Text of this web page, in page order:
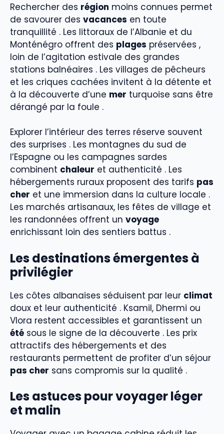
Rechercher des région moins connues permet
de savourer des vacances en toute
tranquillité . Les littoraux de l’Albanie et du
Monténégro offrent des plages préservées ,
loin de l’agitation estivale des grandes
stations balnéaires . Les villages de pêcheurs
et les criques cachées invitent à la détente et
à la découverte d’une mer turquoise sans être
dérangé par la foule .
Explorer l’intérieur des terres réserve souvent
des surprises . Les montagnes du sud de
l’Espagne ou les campagnes sardes
combinent chaleur et authenticité . Les
hébergements ruraux proposent des tarifs pas
cher et une immersion dans la culture locale .
Les marchés artisanaux, les fêtes de village et
les randonnées offrent un voyage
enrichissant loin des sentiers battus .
Les destinations émergentes à
privilégier
Les côtes albanaises séduisent par leur climat
doux et leur authenticité . Ksamil, Dhermi ou
Vlora restent accessibles et garantissent un
été sous le signe de la découverte . Les prix
attractifs des hébergements et des
restaurants permettent de profiter d’un séjour
pas cher sans compromis sur la qualité .
Les astuces pour voyager léger
et malin